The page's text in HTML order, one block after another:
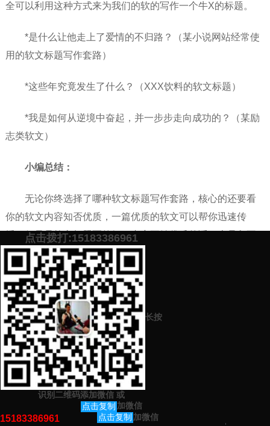
全可以利用这种方式来为我们的软的写作一个牛X的标题。
*是什么让他走上了爱情的不归路？（某小说网站经常使
用的软文标题写作套路）
*这些年究竟发生了什么？（XXX饮料的软文标题）
*我是如何从逆境中奋起，并一步步走向成功的？（某励
志类软文）
小编总结：
无论你终选择了哪种软文标题写作套路，核心的还要看
你的软文内容知否优质，一篇优质的软文可以帮你迅速传
播，但只是软文标题写的好，内容不够优质的话，也是留不
住用户的，所以，从现在起，让我们一起学习
吧。
预约营销老师 添加微信号：scyxch
案！
上一篇：与河南青柠公司签署网络营销推广外包协议
下一篇：精准流量推广方法大揭秘
猜你感兴趣的内容
点击拨打:15183386961
长按
识别二维码添加微信 或
点击复制
15183386961
加微信
点击复制 加微信